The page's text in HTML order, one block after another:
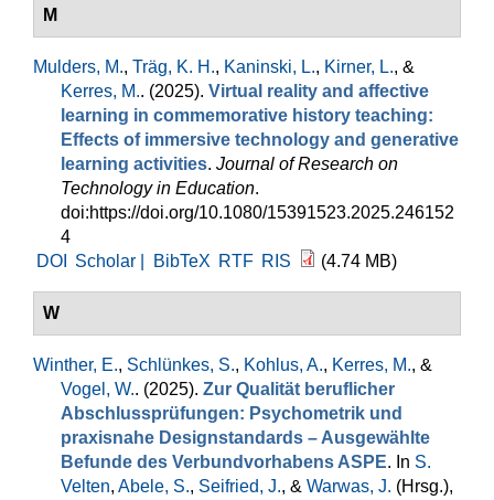
M
Mulders, M., Träg, K. H., Kaninski, L., Kirner, L., &
Kerres, M.. (2025). Virtual reality and affective
learning in commemorative history teaching:
Effects of immersive technology and generative
learning activities. Journal of Research on
Technology in Education.
doi:https://doi.org/10.1080/15391523.2025.246152
4
DOI
Scholar | BibTeX RTF RIS (4.74 MB)
W
Winther, E., Schlünkes, S., Kohlus, A., Kerres, M., &
Vogel, W.. (2025). Zur Qualität beruflicher
Abschlussprüfungen: Psychometrik und
praxisnahe Designstandards – Ausgewählte
Befunde des Verbundvorhabens ASPE. In S.
Velten, Abele, S., Seifried, J., & Warwas, J. (Hrsg.),